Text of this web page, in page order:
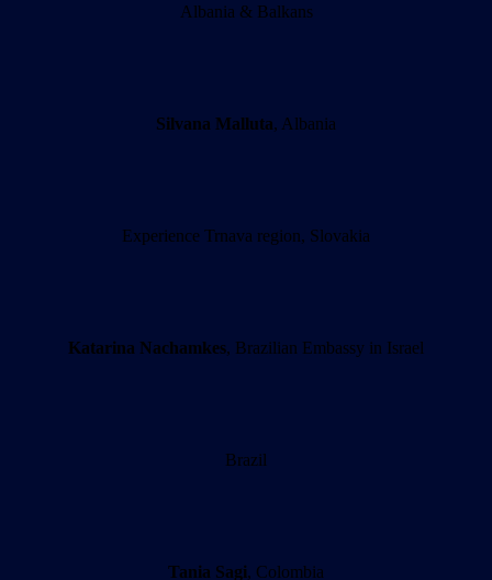
Albania & Balkans
Silvana Malluta, Albania
Experience Trnava region, Slovakia
Katarina Nachamkes, Brazilian Embassy in Israel
Brazil
Tania Sagi, Colombia